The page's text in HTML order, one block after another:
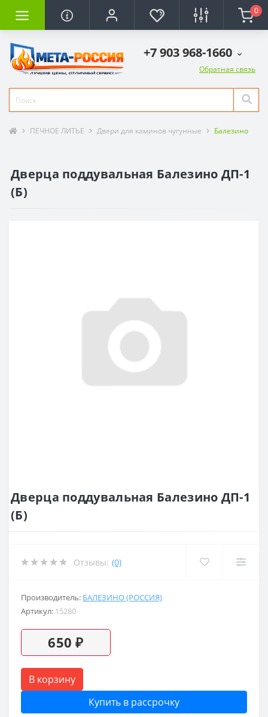
0
+7 903 968-1660
Обратная связь
ПЕЧНОЕ ЛИТЬЕ Двери для каминов чугунные Балезино
Дверца поддувальная Балезино ДП-1
(Б)
Дверца поддувальная Балезино ДП-1
(Б)
Отзывы: (0)
Производитель: БАЛЕЗИНО (РОССИЯ)
Артикул: 15280
650 ₽
В корзину
Купить в рассрочку